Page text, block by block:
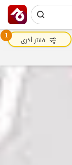
1 فلاتر أخرى